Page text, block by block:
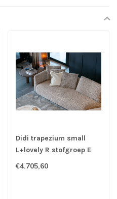
Didi trapezium small
L+lovely R stofgroep E
€4.705,60